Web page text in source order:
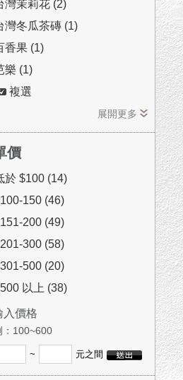
灣茉莉花 (2)
灣冬瓜茶磚 (1)
香果 (1)
樂 (1)
複選
展開更多
價
於 $100 (14)
150 (46)
200 (49)
300 (58)
500 (20)
以上 (38)
入價格
：100~600
~ 元之間